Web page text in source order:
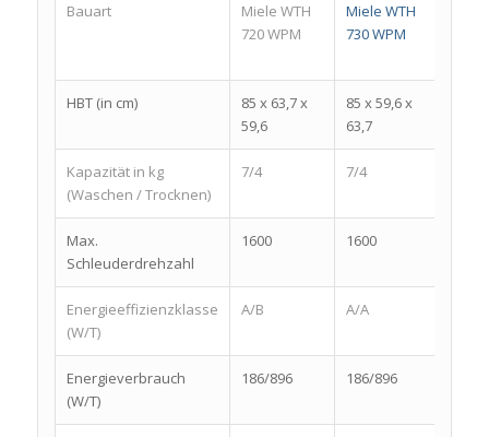
Bauart
Miele WTH
720 WPM
Miele WTH
730 WPM
HBT (in cm)
85 x 63,7 x
59,6
85 x 59,6 x
63,7
Kapazität in kg
(Waschen / Trocknen)
7/4 7/4
Max.
Schleuderdrehzahl
1600 1600
Energieeffizienzklasse
(W/T)
A/B A/A
Energieverbrauch
(W/T)
186/896 186/896